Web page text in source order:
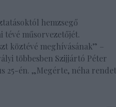
hemzsegő
műsorvezetőjét.
köztévé meghívásának” –
többesben Szijjártó Péter
25-én. „Megérte, néha rendet